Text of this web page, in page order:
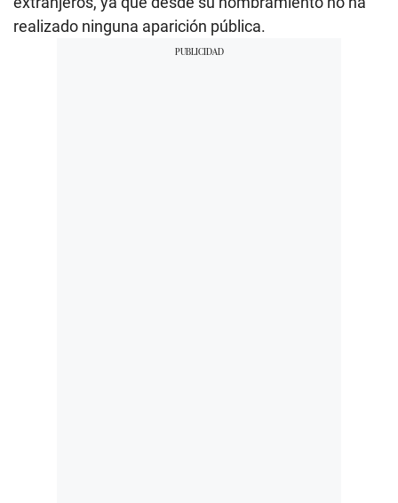
realizado ninguna aparición pública.